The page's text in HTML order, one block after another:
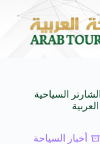
السعودي: استضافة المملكة
السياحية
أخبار السياحة